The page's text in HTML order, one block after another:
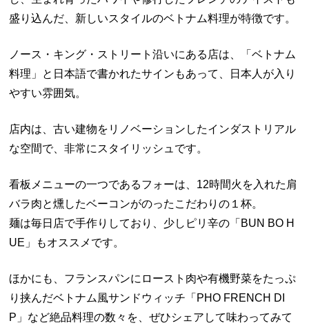
盛り込んだ、新しいスタイルのベトナム料理が特徴です。
ノース・キング・ストリート沿いにある店は、「ベトナム
料理」と日本語で書かれたサインもあって、日本人が入り
やすい雰囲気。
店内は、古い建物をリノベーションしたインダストリアル
な空間で、非常にスタイリッシュです。
看板メニューの一つであるフォーは、12時間火を入れた肩
バラ肉と燻したベーコンがのったこだわりの１杯。
麺は毎日店で手作りしており、少しピリ辛の「BUN BO H
UE」もオススメです。
ほかにも、フランスパンにロースト肉や有機野菜をたっぷ
り挟んだベトナム風サンドウィッチ「PHO FRENCH DI
P」など絶品料理の数々を、ぜひシェアして味わってみて